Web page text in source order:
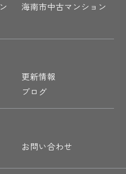
海南市中古マンション
更新情報
ブログ
お問い合わせ